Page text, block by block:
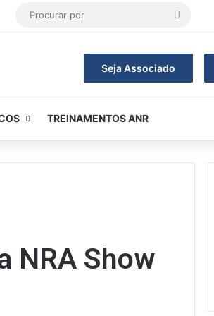
Seja Associado
TREINAMENTOS ANR
NRA Show